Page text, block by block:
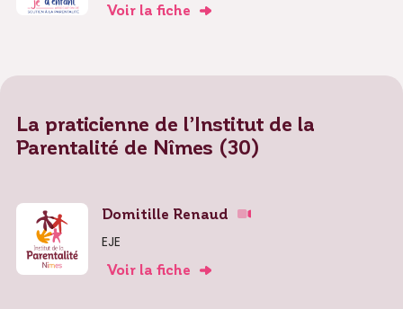
Voir la fiche
La praticienne de l’Institut de la
Parentalité de Nîmes (30)
Domitille Renaud
EJE
Voir la fiche